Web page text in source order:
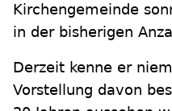
Kirchengemeinde
in der bisherigen
Derzeit kenne er
Vorstellung davon